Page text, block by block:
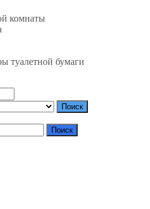
комнаты
туалетной бумаги
Поиск
Поиск